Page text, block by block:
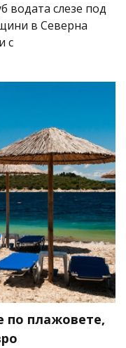
водата слезе под
в Северна
с
по плажовете,